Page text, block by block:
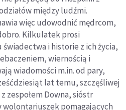
między ludźmi.
więc udowodnić mędrcom,
Kilkulatek prosi
świadectwa i historie z ich życia,
wiernością i
wiadomości m.in. od pary,
lat temu, szczęśliwej
zespołem Downa, sióstr
wolontariuszek pomagających